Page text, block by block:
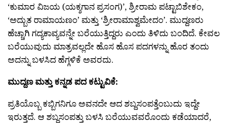
‘ಕುಮಾರ ವಿಜಯ (ಯಕ್ಶಗಾನ ಪ್ರಸಂಗ)’, ಶ್ರೀರಾಮ ಪಟ್ಟಾಬಿಶೇಕಂ,
‘ಅದ್ಬುತ ರಾಮಾಯಣಂ’ ಮತ್ತು ‘ಶ್ರೀರಾಮಾಶ್ವಮೇದಂ’. ಮುದ್ದಣರು
ಹೆಚ್ಚಾಗಿ ಗದ್ಯಕಾವ್ಯವನ್ನೇ ಬರೆಯುತ್ತಿದ್ದರು ಎಂದು ತಿಳಿದು ಬಂದಿದೆ. ಕೇವಲ
ಬರೆಯುವುದು ಮಾತ್ರವಲ್ಲದೇ ಹೊಸ ಹೊಸ ಪದಗಳನ್ನು ಹೊರ ತಂದು
ಅದನ್ನು ಬಳಸಿದ ಹೆಗ್ಗಳಿಕೆ ಅವರದು.
ಮುದ್ದಣ ಮತ್ತು ಕನ್ನಡ ಪದ ಕಟ್ಟುವಿಕೆ:
ಪ್ರತಿಯೊಬ್ಬ ಕಬ್ಬಿಗನಿಗೂ ಅವನದೇ ಆದ ಶಬ್ದಸಂಪತ್ತೆಂಬುದು ಇದ್ದೇ
ಇರುತ್ತದೆ. ಆ ಶಬ್ದಸಂಪತ್ತು ಬಳಸಿ ಬರೆಯುವವರೊಂದು ಕಡೆಯಾದರೆ,